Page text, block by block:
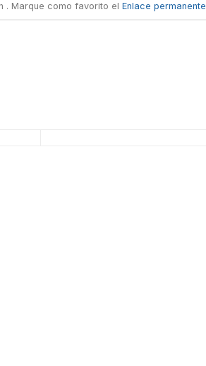
. Marque como favorito elEnlace permanente